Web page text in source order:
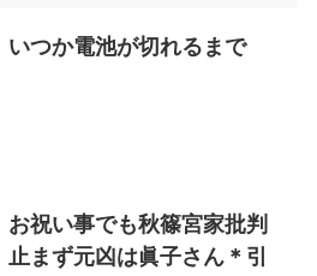
いつか電池が切れるまで
お祝い事でも秋篠宮家批判
止まず元凶は眞子さん＊引